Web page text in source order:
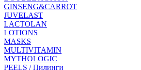
GINSENG&CARROT
JUVELAST
LACTOLAN
LOTIONS
MASKS
MULTIVITAMIN
MYTHOLOGIC
PEELS / Пилинги